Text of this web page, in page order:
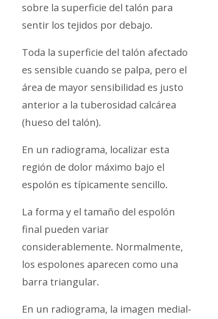
sobre la superficie del talón para
sentir los tejidos por debajo.
Toda la superficie del talón afectado
es sensible cuando se palpa, pero el
área de mayor sensibilidad es justo
anterior a la tuberosidad calcárea
(hueso del talón).
En un radiograma, localizar esta
región de dolor máximo bajo el
espolón es típicamente sencillo.
La forma y el tamaño del espolón
final pueden variar
considerablemente. Normalmente,
los espolones aparecen como una
barra triangular.
En un radiograma, la imagen medial-